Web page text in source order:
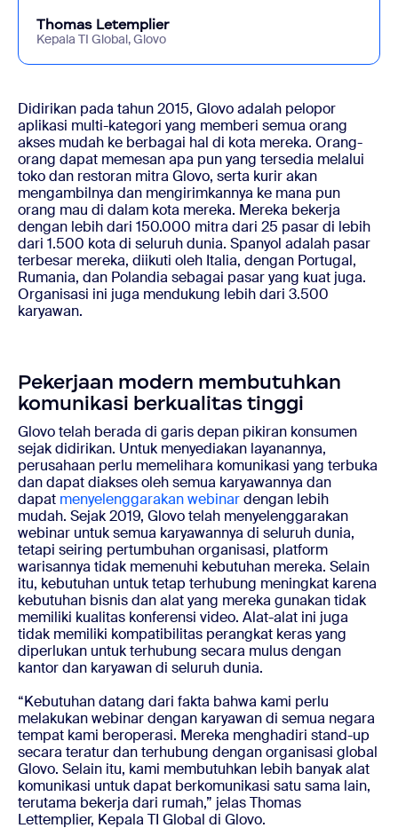
Thomas Letemplier
Kepala TI Global, Glovo
Didirikan pada tahun 2015, Glovo adalah pelopor
aplikasi multi-kategori yang memberi semua orang
akses mudah ke berbagai hal di kota mereka. Orang-
orang dapat memesan apa pun yang tersedia melalui
toko dan restoran mitra Glovo, serta kurir akan
mengambilnya dan mengirimkannya ke mana pun
orang mau di dalam kota mereka. Mereka bekerja
dengan lebih dari 150.000 mitra dari 25 pasar di lebih
dari 1.500 kota di seluruh dunia. Spanyol adalah pasar
terbesar mereka, diikuti oleh Italia, dengan Portugal,
Rumania, dan Polandia sebagai pasar yang kuat juga.
Organisasi ini juga mendukung lebih dari 3.500
karyawan.
Pekerjaan modern membutuhkan
komunikasi berkualitas tinggi
Glovo telah berada di garis depan pikiran konsumen
sejak didirikan. Untuk menyediakan layanannya,
perusahaan perlu memelihara komunikasi yang terbuka
dan dapat diakses oleh semua karyawannya dan
dapat menyelenggarakan webinardengan lebih
mudah. Sejak 2019, Glovo telah menyelenggarakan
webinar untuk semua karyawannya di seluruh dunia,
tetapi seiring pertumbuhan organisasi, platform
warisannya tidak memenuhi kebutuhan mereka. Selain
itu, kebutuhan untuk tetap terhubung meningkat karena
kebutuhan bisnis dan alat yang mereka gunakan tidak
memiliki kualitas konferensi video. Alat-alat ini juga
tidak memiliki kompatibilitas perangkat keras yang
diperlukan untuk terhubung secara mulus dengan
kantor dan karyawan di seluruh dunia.
“Kebutuhan datang dari fakta bahwa kami perlu
melakukan webinar dengan karyawan di semua negara
tempat kami beroperasi. Mereka menghadiri stand-up
secara teratur dan terhubung dengan organisasi global
Glovo. Selain itu, kami membutuhkan lebih banyak alat
komunikasi untuk dapat berkomunikasi satu sama lain,
terutama bekerja dari rumah,” jelas Thomas
Lettemplier, Kepala TI Global di Glovo.